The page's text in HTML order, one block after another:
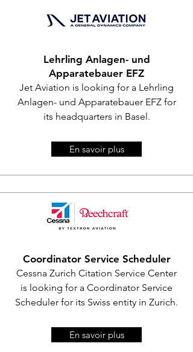
Lehrling Anlagen- und
Apparatebauer EFZ
Jet Aviation is looking for a Lehrling
Anlagen- und Apparatebauer EFZ for
its headquarters in Basel.
En savoir plus
Coordinator Service Scheduler
Cessna Zurich Citation Service Center
is looking for a Coordinator Service
Scheduler for its Swiss entity in Zurich.
En savoir plus